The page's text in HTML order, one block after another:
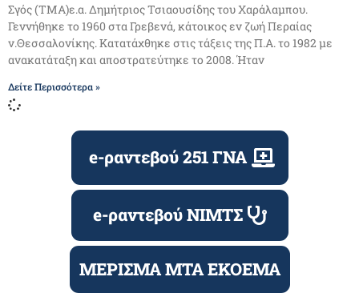
Σγός (ΤΜΑ)ε.α. Δημήτριος Τσιαουσίδης του Χαράλαμπου.
Γεννήθηκε το 1960 στα Γρεβενά, κάτοικος εν ζωή Περαίας
ν.Θεσσαλονίκης. Κατατάχθηκε στις τάξεις της Π.Α. το 1982 με
ανακατάταξη και αποστρατεύτηκε το 2008. Ήταν
Δείτε Περισσότερα »
e-ραντεβού 251 ΓΝΑ
e-ραντεβού ΝΙΜΤΣ
ΜΕΡΙΣΜΑ ΜΤΑ ΕΚΟΕΜΑ